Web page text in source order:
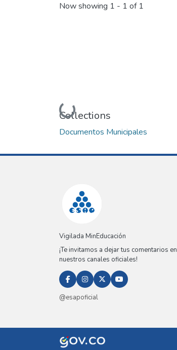
Now showing 1 - 1 of 1
Loading...
Collections
Documentos Municipales
Vigilada MinEducación
¡Te invitamos a dejar tus comentarios en
nuestros canales oficiales!
@esapoficial